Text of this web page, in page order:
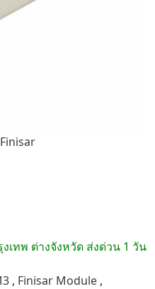
เทพ ต่างจังหวัด ส่งด่วน 1 วัน
, Finisar Module ,